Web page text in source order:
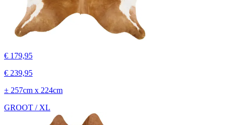
€ 179,95
€ 239,95
± 257cm x 224cm
GROOT / XL